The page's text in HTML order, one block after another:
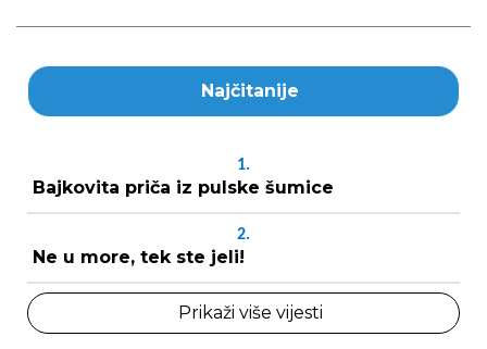
Najčitanije
1.
Bajkovita priča iz pulske šumice
2.
Ne u more, tek ste jeli!
Prikaži više vijesti